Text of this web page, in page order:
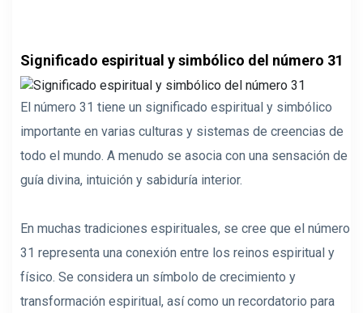
Significado espiritual y simbólico del número 31
El número 31 tiene un significado espiritual y simbólico
importante en varias culturas y sistemas de creencias de
todo el mundo. A menudo se asocia con una sensación de
guía divina, intuición y sabiduría interior.
En muchas tradiciones espirituales, se cree que el número
31 representa una conexión entre los reinos espiritual y
físico. Se considera un símbolo de crecimiento y
transformación espiritual, así como un recordatorio para